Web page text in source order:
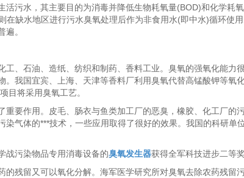
污水，其主要目的为消毒并降低生物耗氧量(BOD)和化学耗
在缺水地区进行污水臭氧处理后作为非食用水(即中水)循环使
。
、石油、造纸、纺织和制药、香料工业。臭氧的强氧化能力
。我国宜宾、上海、天津等香料厂利用臭氧代替高锰酸钾等氧
目将采用臭氧工艺。
要作用。皮毛、肠衣与鱼类加工厂的恶臭，橡胶、化工厂的
气体的***技术，一些应用取得了很好的效果。我国的科研单
污染物品专用消毒设备的臭氧发生器获得全军科技进步二等奖
残留又可以氧化分解。海军医学研究所对臭氧去除农药残留